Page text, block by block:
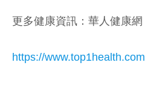
更多健康資訊：華人健康網
https://www.top1health.com